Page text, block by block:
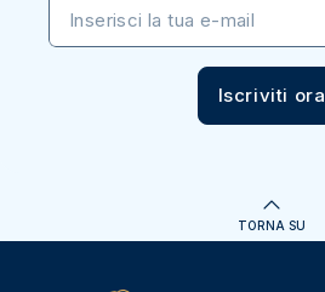
Inserisci la tua e-mail
Iscriviti ora
TORNA SU